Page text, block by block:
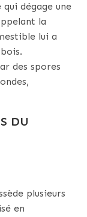
qui dégage une
la
lui a
des spores
DU
plusieurs
en